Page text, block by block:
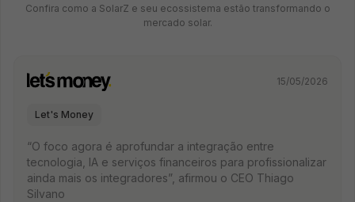
Confira como a SolarZ e seu ecossistema estão transformando o
mercado solar.
15/05/2026
Let's Money
“O foco agora é aprofundar a integração entre
tecnologia, IA e serviços financeiros para profissionalizar
ainda mais os integradores”, afirmou o CEO Thiago
Silvano